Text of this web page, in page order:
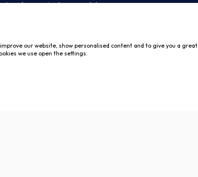
ad operatori economici
our website, show personalised content and to give you a great
we use open the settings.